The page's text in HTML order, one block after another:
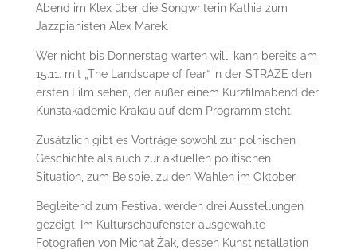
Abend im Klex über die Songwriterin Kathia zum
Jazzpianisten Alex Marek.
Wer nicht bis Donnerstag warten will, kann bereits am
15.11. mit „The Landscape of fear“ in der STRAZE den
ersten Film sehen, der außer einem Kurzfilmabend der
Kunstakademie Krakau auf dem Programm steht.
Zusätzlich gibt es Vorträge sowohl zur polnischen
Geschichte als auch zur aktuellen politischen
Situation, zum Beispiel zu den Wahlen im Oktober.
Begleitend zum Festival werden drei Ausstellungen
gezeigt: Im Kulturschaufenster ausgewählte
Fotografien von Michał Żak, dessen Kunstinstallation